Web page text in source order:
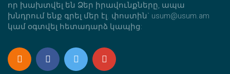
որ խախտվել են Ձեր իրավունքները, ապա
խնդրում ենք գրել մեր էլ. փոստին` usum@usum.am
կամ օգտվել հետադարձ կապից: